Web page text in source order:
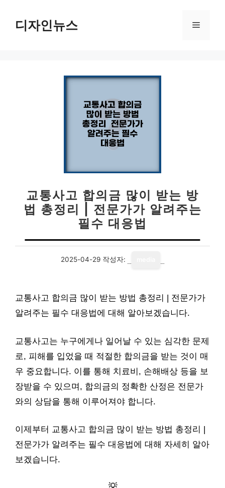
디자인뉴스 메
교통사고 합의금 많이 받는 방
법 총정리 | 전문가가 알려주는
필수 대응법
2025-04-29 작성자:
교통사고 합의금 많이 받는 방법 총정리 | 전문가가
알려주는 필수 대응법에 대해 알아보겠습니다.
교통사고는 누구에게나 일어날 수 있는 심각한 문제
로, 피해를 입었을 때 적절한 합의금을 받는 것이 매
우 중요합니다. 이를 통해 치료비, 손해배상 등을 보
장받을 수 있으며, 합의금의 정확한 산정은 전문가
와의 상담을 통해 이루어져야 합니다.
이제부터 교통사고 합의금 많이 받는 방법 총정리 |
전문가가 알려주는 필수 대응법에 대해 자세히 알아
보겠습니다.